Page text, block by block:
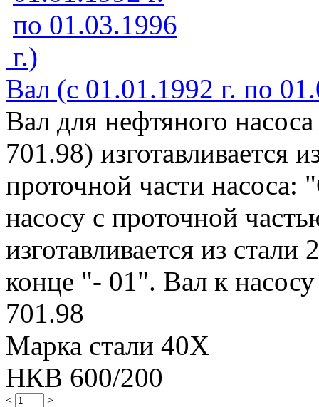
Вал (с 01.01.1992 г. по
Вал для нефтяного
701.98) изготавливается
проточной части насоса:
насосу с проточной
изготавливается из
конце "- 01". Вал к
701.98
Марка стали 40Х
НКВ 600/200
< >